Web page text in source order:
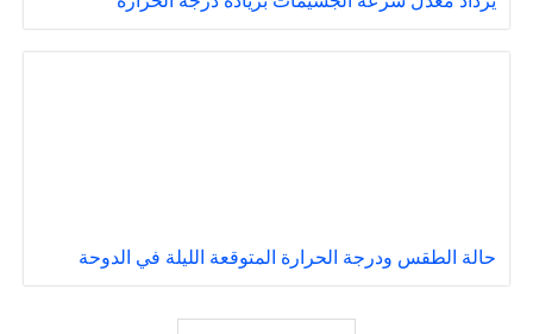
حالة الطقس ودرجة الحرارة المتوقعة الليلة في الدوحة